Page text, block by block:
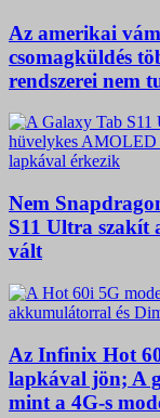
Az amerikai
csomagküldés
rendszerei nem
Nem
S11 Ultra szakít
vált
Az Infinix Hot
lapkával jön; A
mint a 4G-s